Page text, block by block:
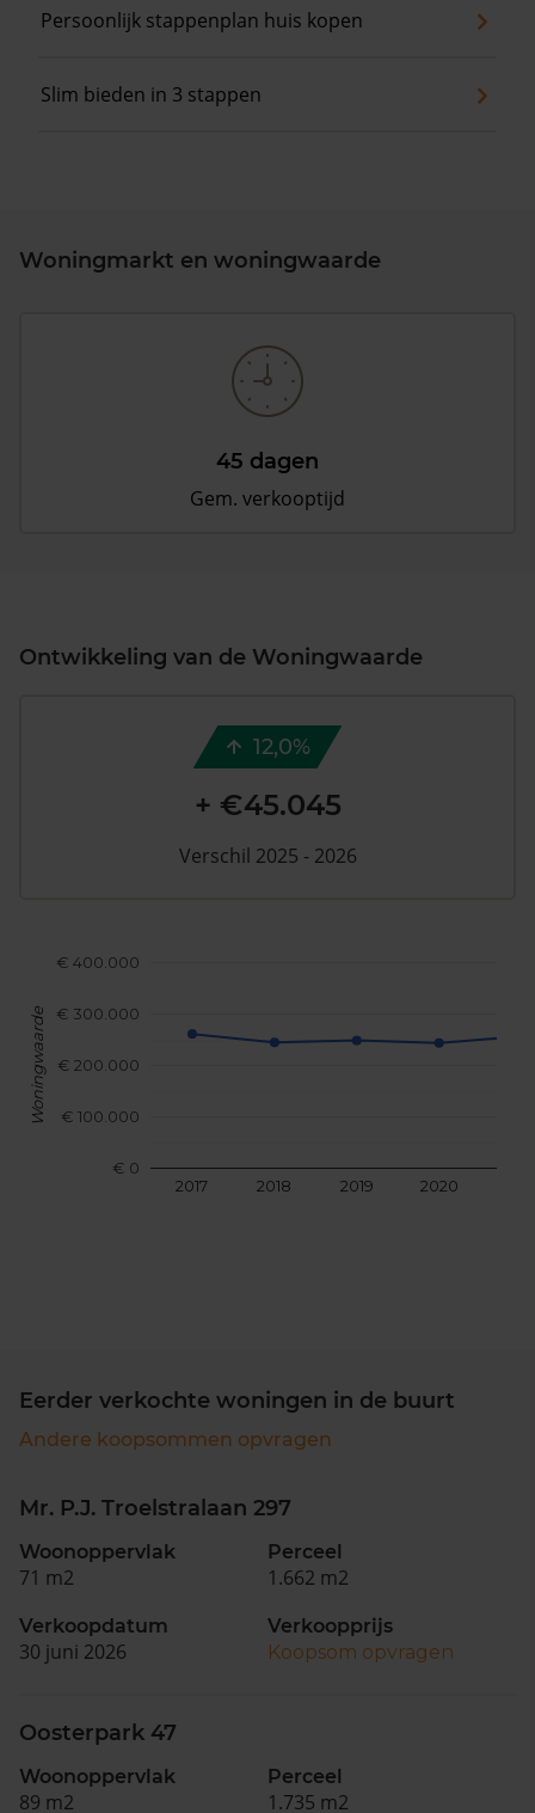
Persoonlijk stappenplan huis kopen
Slim bieden in 3 stappen
Woningmarkt en woningwaarde
45 dagen
Gem. verkooptijd
Ontwikkeling van de Woningwaarde
2017 2018 2019 2020
€ 0
€ 100.000
€ 200.000
€ 300.000
€ 400.000
Woningwaarde
12,0%
+ €45.045
Verschil 2025 - 2026
Eerder verkochte woningen in de buurt
Andere koopsommen opvragen
Mr. P.J. Troelstralaan 297
Woonoppervlak
71 m2
Perceel
1.662 m2
Verkoopdatum
30 juni 2026
Verkoopprijs
Koopsom opvragen
Oosterpark 47
Woonoppervlak
89 m2
Perceel
1.735 m2